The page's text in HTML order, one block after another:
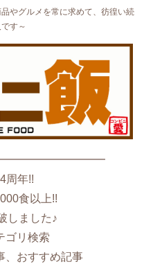
やグルメを常に求めて、彷徨い続
す～
周年!!
食以上!!
しました♪
ゴリ検索
おすすめ記事